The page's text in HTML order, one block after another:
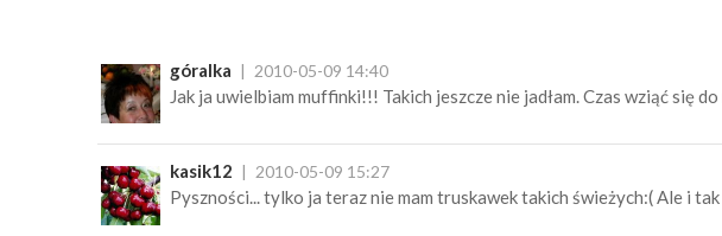
góralka 2010-05-09 14:40
Jak ja uwielbiam muffinki!!! Takich jeszcze nie jadłam. Czas wziąć się
kasik12 2010-05-09 15:27
Pyszności... tylko ja teraz nie mam truskawek takich świeżych:( Ale i